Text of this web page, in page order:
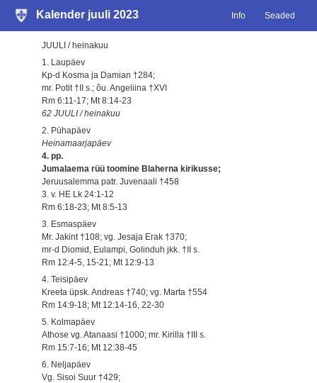
Kalender juuli 2023 Info Seaded
JUULI / heinakuu
1. Laupäev
Kp-d Kosma ja Damian †284;
mr. Potit †II s.; õu. Angeliina †XVI
Rm 6:11-17; Mt 8:14-23
62 JUULI / heinakuu
2. Pühapäev
Heinamaarjapäev
4. pp.
Jumalaema rüü toomine Blaherna kirikusse;
Jeruusalemma patr. Juvenaali †458
3. v. HE Lk 24:1-12
Rm 6:18-23; Mt 8:5-13
3. Esmaspäev
Mr. Jakint †108; vg. Jesaja Erak †370;
mr-d Diomid, Eulampi, Golinduh jkk. †II s.
Rm 12:4-5, 15-21; Mt 12:9-13
4. Teisipäev
Kreeta üpsk. Andreas †740; vg. Marta †554
Rm 14:9-18; Mt 12:14-16, 22-30
5. Kolmapäev
Athose vg. Atanaasi †1000; mr. Kirilla †III s.
Rm 15:7-16; Mt 12:38-45
6. Neljapäev
Vg. Sisoi Suur †429;